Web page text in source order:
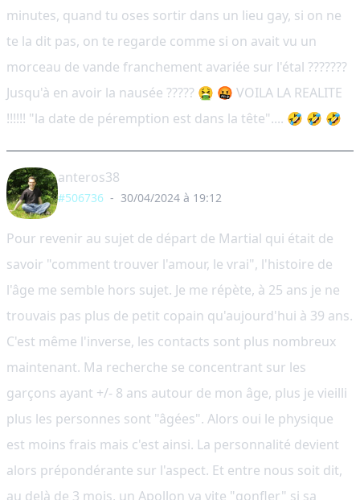
minutes, quand tu oses sortir dans un lieu gay, si on ne
te la dit pas, on te regarde comme si on avait vu un
morceau de vande franchement avariée sur l'étal ???????
Jusqu'à en avoir la nausée ????? 🤮 🤬 VOILA LA REALITE
!!!!!! "la date de péremption est dans la tête".... 🤣 🤣 🤣
anteros38
#506736 - 30/04/2024 à 19:12
Pour revenir au sujet de départ de Martial qui était de
savoir "comment trouver l'amour, le vrai", l'histoire de
l'âge me semble hors sujet. Je me répète, à 25 ans je ne
trouvais pas plus de petit copain qu'aujourd'hui à 39 ans.
C'est même l'inverse, les contacts sont plus nombreux
maintenant. Ma recherche se concentrant sur les
garçons ayant +/- 8 ans autour de mon âge, plus je vieilli
plus les personnes sont "âgées". Alors oui le physique
est moins frais mais c'est ainsi. La personnalité devient
alors prépondérante sur l'aspect. Et entre nous soit dit,
au delà de 3 mois, un Apollon va vite "gonfler" si sa